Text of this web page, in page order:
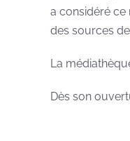
a considéré ce
des sources
La
Dès son